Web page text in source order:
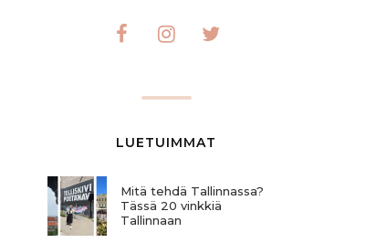
LUETUIMMAT
Mitä tehdä Tallinnassa?
Tässä 20 vinkkiä
Tallinnaan